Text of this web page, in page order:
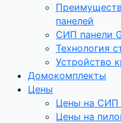
панелей
СИП панели
Технология
Устройство
Домокомплекты
Цены
Цены на СИП
Цены на